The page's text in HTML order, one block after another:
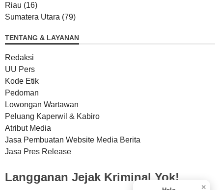
✕
Riau (16)
Sumatera Utara (79)
TENTANG & LAYANAN
Redaksi
UU Pers
Kode Etik
Pedoman
Lowongan Wartawan
Peluang Kaperwil & Kabiro
Atribut Media
Jasa Pembuatan Website Media Berita
Jasa Pres Release
Langganan Jejak Kriminal Yok!